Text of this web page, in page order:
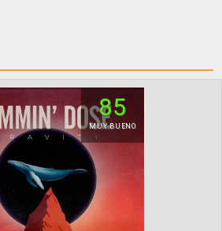
85
MUY BUENO